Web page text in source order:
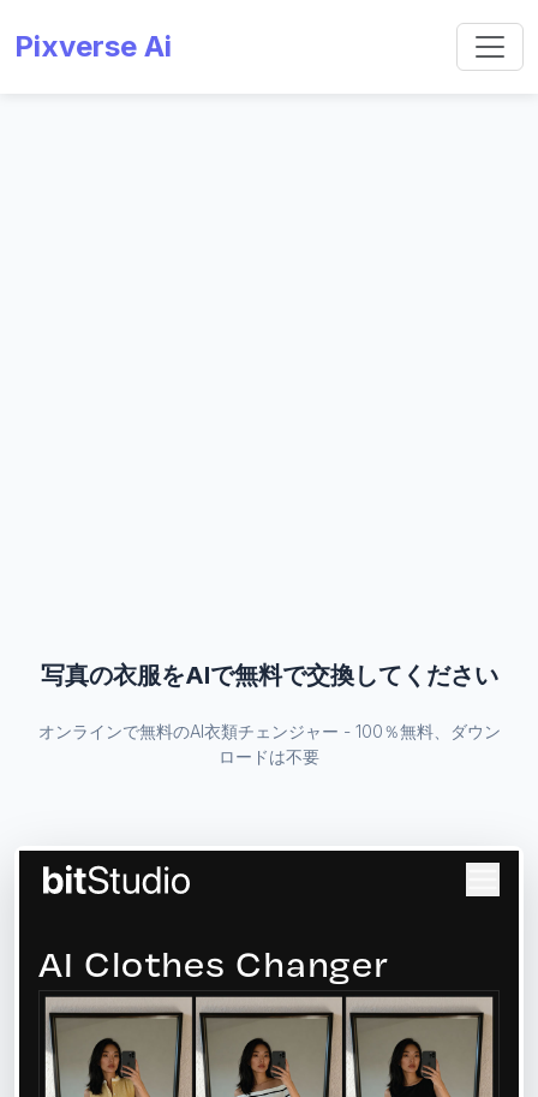
Pixverse Ai
写真の衣服をAIで無料で交換してください
オンラインで無料のAI衣類チェンジャー - 100％無料、ダウン
ロードは不要